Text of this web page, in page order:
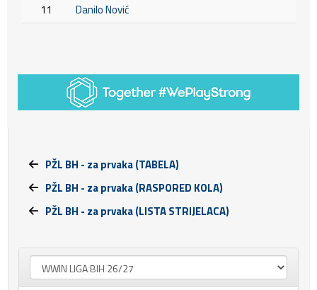
11
Danilo Nović
PŽL BH - za prvaka (TABELA)
PŽL BH - za prvaka (RASPORED KOLA)
PŽL BH - za prvaka (LISTA STRIJELACA)